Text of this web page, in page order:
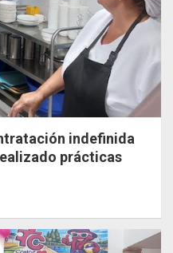
indefinida
prácticas